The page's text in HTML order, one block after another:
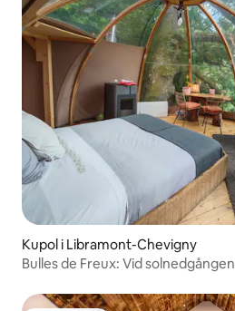
Kupol i Libramont-Chevigny
Bulles de Freux: Vid solnedgången